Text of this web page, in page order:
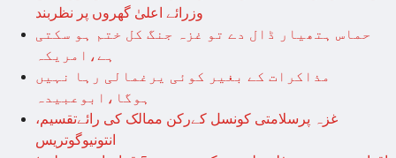
وزرائے اعلیٰ گھروں پر نظربند
حماس ہتھیار ڈال دے تو غزہ جنگ کل ختم ہو سکتی
ہے،امریکہ
مذاکرات کے بغیر کوئی یرغمالی رہا نہیں
ہوگا،ابوعبیدہ
غزہ پرسلامتی کونسل کےرکن ممالک کی رائےتقسیم،
انتونیوگوتریس